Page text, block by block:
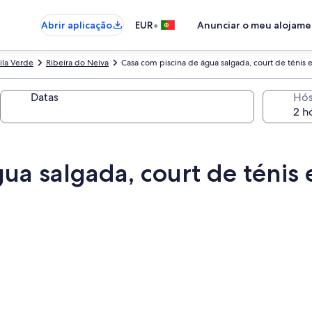
Abrir aplicação
EUR• Anunciar o meu
Casa com piscina de água salgada, court de ténis
Ribeira do Neiva
Verde
Datas
salgada, court de ténis